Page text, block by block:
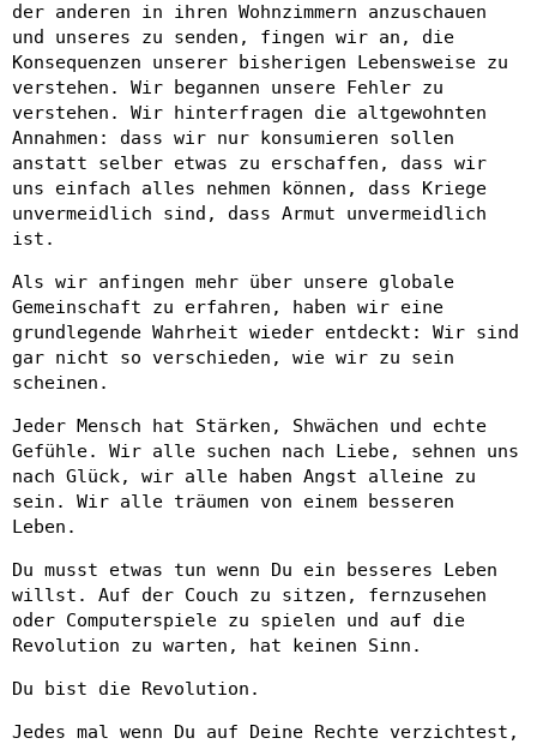
der anderen in ihren Wohnzimmern anzuschauen
und unseres zu senden, fingen wir an, die
Konsequenzen unserer bisherigen Lebensweise zu
verstehen. Wir begannen unsere Fehler zu
verstehen. Wir hinterfragen die altgewohnten
Annahmen: dass wir nur konsumieren sollen
anstatt selber etwas zu erschaffen, dass wir
uns einfach alles nehmen können, dass Kriege
unvermeidlich sind, dass Armut unvermeidlich
ist.
Als wir anfingen mehr über unsere globale
Gemeinschaft zu erfahren, haben wir eine
grundlegende Wahrheit wieder entdeckt: Wir sind
gar nicht so verschieden, wie wir zu sein
scheinen.
Jeder Mensch hat Stärken, Shwächen und echte
Gefühle. Wir alle suchen nach Liebe, sehnen uns
nach Glück, wir alle haben Angst alleine zu
sein. Wir alle träumen von einem besseren
Leben.
Du musst etwas tun wenn Du ein besseres Leben
willst. Auf der Couch zu sitzen, fernzusehen
oder Computerspiele zu spielen und auf die
Revolution zu warten, hat keinen Sinn.
Du bist die Revolution.
Jedes mal wenn Du auf Deine Rechte verzichtest,